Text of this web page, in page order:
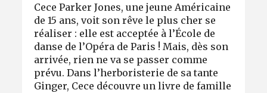
Cece Parker Jones, une jeune Américaine
de 15 ans, voit son rêve le plus cher se
réaliser : elle est acceptée à l’École de
danse de l’Opéra de Paris ! Mais, dès son
arrivée, rien ne va se passer comme
prévu. Dans l’herboristerie de sa tante
Ginger, Cece découvre un livre de famille